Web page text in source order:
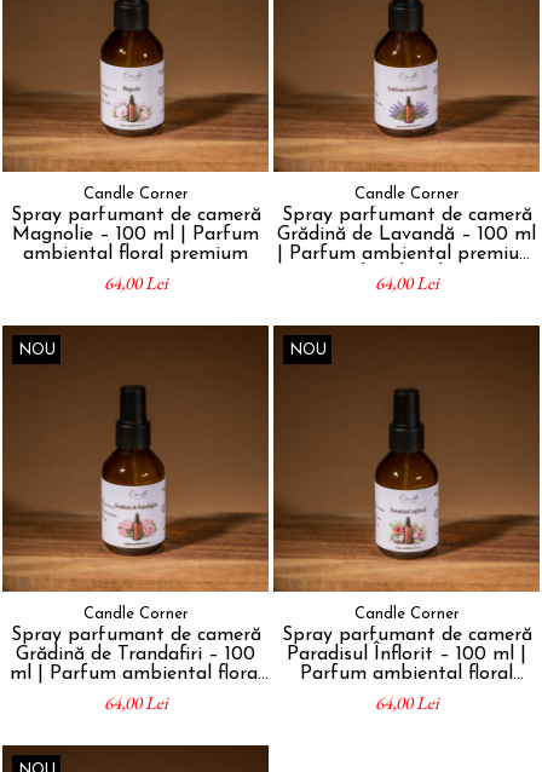
Candle Corner
Spray parfumant de cameră
Magnolie – 100 ml | Parfum
ambiental floral premium
64,00 Lei
Candle Corner
Spray parfumant de cameră
Grădină de Lavandă – 100 ml
| Parfum ambiental premium
handmade
64,00 Lei
NOU
Candle Corner
Spray parfumant de cameră
Grădină de Trandafiri – 100
ml | Parfum ambiental floral
premium
64,00 Lei
NOU
Candle Corner
Spray parfumant de cameră
Paradisul Înflorit – 100 ml |
Parfum ambiental floral
premium
64,00 Lei